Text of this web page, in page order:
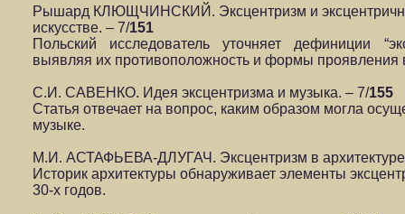
Рышард КЛЮЩЧИНСКИЙ. Эксцентризм и
искусстве. – 7/151
Польский исследователь уточняет дефиниции
выявляя их противоположность и формы проявления
С.И. САВЕНКО. Идея эксцентризма и музыка. – 7/155
Статья отвечает на вопрос, каким образом могла
музыке.
М.И. АСТАФЬЕВА-ДЛУГАЧ. Эксцентризм в
Историк архитектуры обнаруживает элементы
30-х годов.